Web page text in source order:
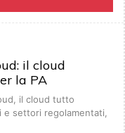
il cloud
la PA
il cloud tutto
settori regolamentati,